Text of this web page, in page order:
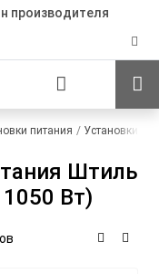
производителя
питания Установки
Штиль
Вт)